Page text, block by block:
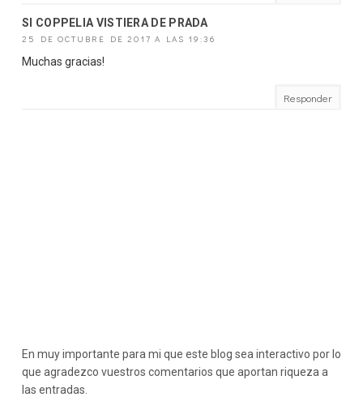
SI COPPELIA VISTIERA DE PRADA
25 DE OCTUBRE DE 2017 A LAS 19:36
Muchas gracias!
Responder
En muy importante para mi que este blog sea interactivo por lo
que agradezco vuestros comentarios que aportan riqueza a
las entradas.